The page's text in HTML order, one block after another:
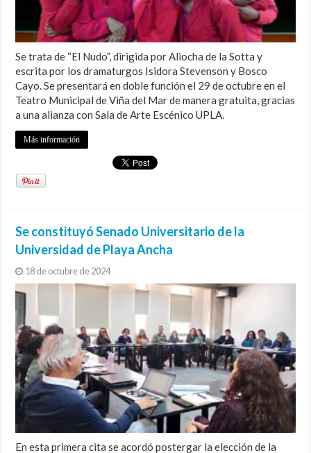
Se trata de “El Nudo”, dirigida por Aliocha de la Sotta y
escrita por los dramaturgos Isidora Stevenson y Bosco
Cayo. Se presentará en doble función el 29 de octubre en el
Teatro Municipal de Viña del Mar de manera gratuita, gracias
a una alianza con Sala de Arte Escénico UPLA.
Más información
Se constituyó Senado Universitario de la
Universidad de Playa Ancha
18 de octubre de 2024
En esta primera cita se acordó postergar la elección de la